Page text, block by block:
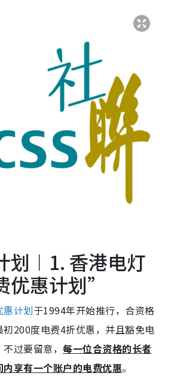
划︱1. 香港电灯
优惠计划”
惠计划于1994年开始推行，合资格
200度电费4折优惠，并且豁免电
不过要留意，每一位合资格的长者
享有一个账户的电费优惠。